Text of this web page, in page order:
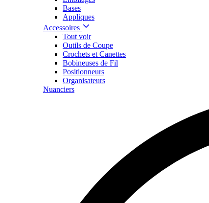
Bases
Appliques
Accessoires
Tout voir
Outils de Coupe
Crochets et Canettes
Bobineuses de Fil
Positionneurs
Organisateurs
Nuanciers